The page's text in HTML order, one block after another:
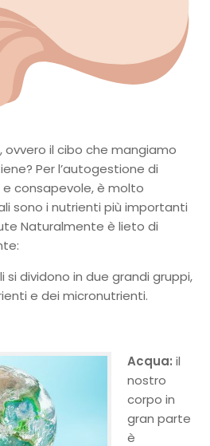
Per l’autogestione di
e consapevole, è molto
sono i nutrienti più importanti
Naturalmente è lieto di
e dei micronutrienti.
nostro
corpo in
gran parte
è
composto